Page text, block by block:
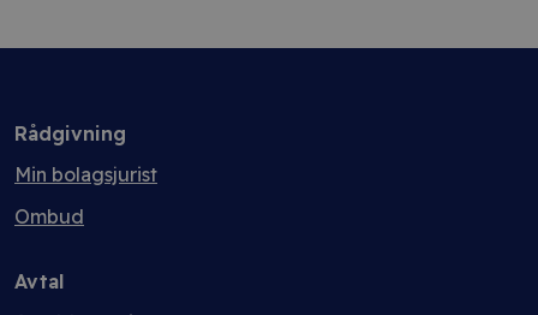
Rådgivning
Min bolagsjurist
Ombud
Avtal